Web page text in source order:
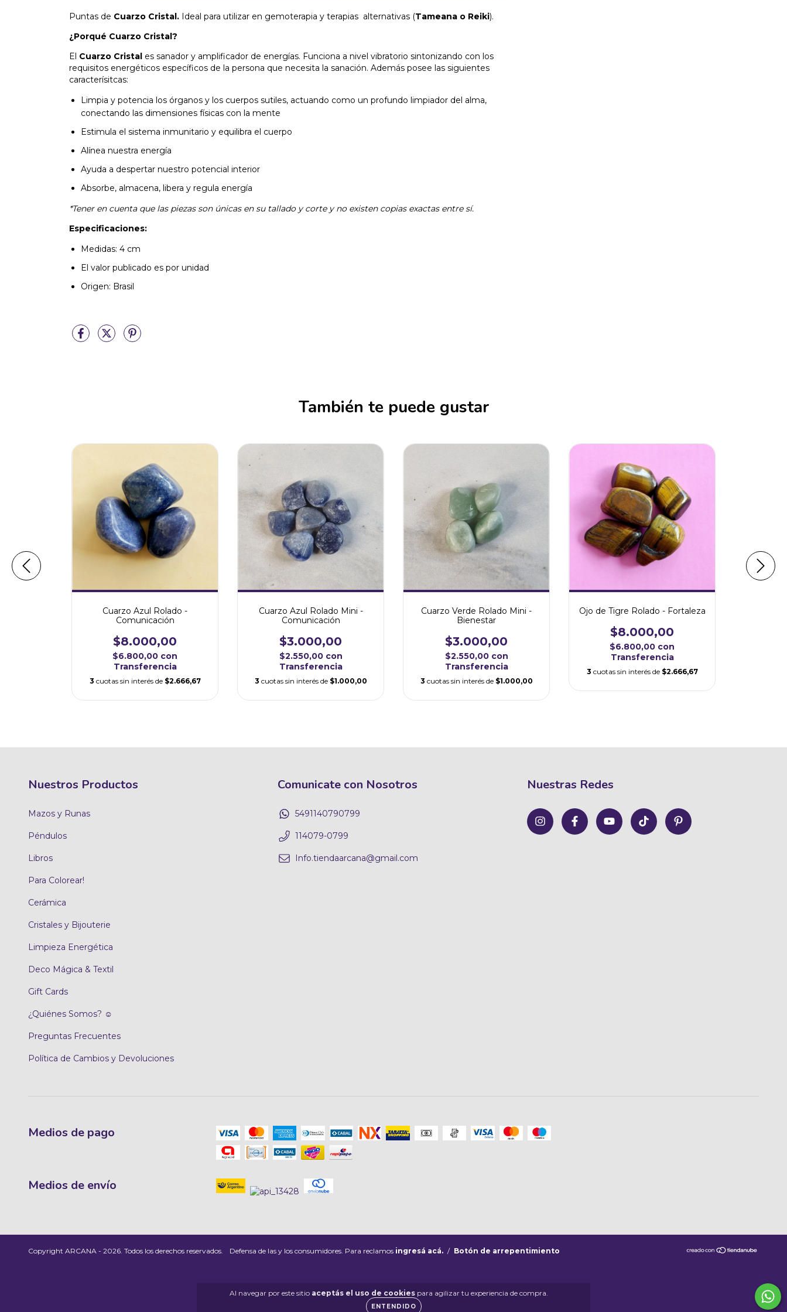
Al navegar por este sitio aceptás el uso de cookies para agilizar tu experiencia de compra.
ENTENDIDO
Puntas de Cuarzo Cristal. Ideal para utilizar en gemoterapia y terapias alternativas (Tameana o Reiki).
¿Porqué Cuarzo Cristal?
El Cuarzo Cristal es sanador y amplificador de energías. Funciona a nivel vibratorio sintonizando con los
requisitos energéticos específicos de la persona que necesita la sanación. Además posee las siguientes
caracterísitcas:
Limpia y potencia los órganos y los cuerpos sutiles, actuando como un profundo limpiador del alma,
conectando las dimensiones físicas con la mente
Estimula el sistema inmunitario y equilibra el cuerpo
Alínea nuestra energía
Ayuda a despertar nuestro potencial interior
Absorbe, almacena, libera y regula energía
*Tener en cuenta que las piezas son únicas en su tallado y corte y no existen copias exactas entre sí.
Especificaciones:
Medidas: 4 cm
El valor publicado es por unidad
Origen: Brasil
También te puede gustar
Cuarzo Azul Rolado -
Comunicación
$8.000,00
$6.800,00 con
Transferencia
3 cuotas sin interés de $2.666,67
Cuarzo Azul Rolado Mini -
Comunicación
$3.000,00
$2.550,00 con
Transferencia
3 cuotas sin interés de $1.000,00
Cuarzo Verde Rolado Mini -
Bienestar
$3.000,00
$2.550,00 con
Transferencia
3 cuotas sin interés de $1.000,00
Ojo de Tigre Rolado - Fortaleza
$8.000,00
$6.800,00 con
Transferencia
3 cuotas sin interés de $2.666,67
Nuestros Productos
Mazos y Runas
Péndulos
Libros
Para Colorear!
Cerámica
Cristales y Bijouterie
Limpieza Energética
Deco Mágica & Textil
Gift Cards
¿Quiénes Somos? ☺
Preguntas Frecuentes
Política de Cambios y Devoluciones
Comunicate con Nosotros
5491140790799
114079-0799
Info.tiendaarcana@gmail.com
Nuestras Redes
Medios de pago
Medios de envío
Copyright ARCANA - 2026. Todos los derechos reservados. Defensa de las y los consumidores. Para reclamos ingresá acá. / Botón de arrepentimiento